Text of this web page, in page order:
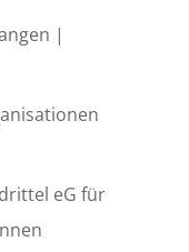
|
eG für